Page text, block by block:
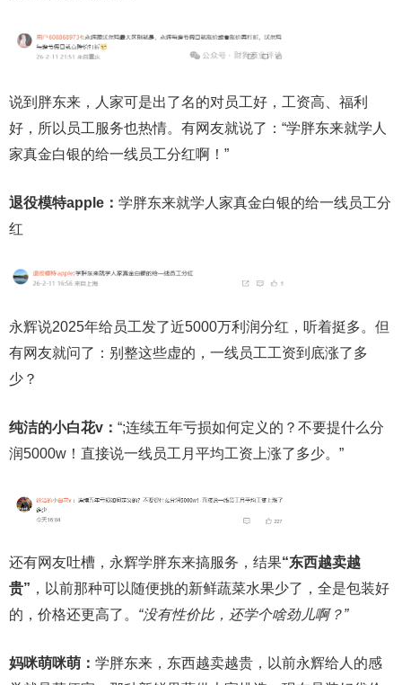
说到胖东来，人家可是出了名的对员工好，工资高、福利
好，所以员工服务也热情。有网友就说了：“学胖东来就学人
家真金白银的给一线员工分红啊！”
退役模特apple ： 学胖东来就学人家真金白银的给一线员工分
红
永辉说2025年给员工发了近5000万利润分红，听着挺多。但
有网友就问了：别整这些虚的，一线员工工资到底涨了多
少？
纯洁的小白花v： “;连续五年亏损如何定义的？不要提什么分
润5000w！直接说一线员工月平均工资上涨了多少。”
还有网友吐槽，永辉学胖东来搞服务，结果“东西越卖越
贵” ，以前那种可以随便挑的新鲜蔬菜水果少了，全是包装好
的，价格还更高了。 “没有性价比，还学个啥劲儿啊？”
妈咪萌咪萌： 学胖东来，东西越卖越贵，以前永辉给人的感